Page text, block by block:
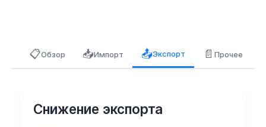
📋Обзор 📥Импорт 📤Экспорт 📄Прочее
Снижение экспорта